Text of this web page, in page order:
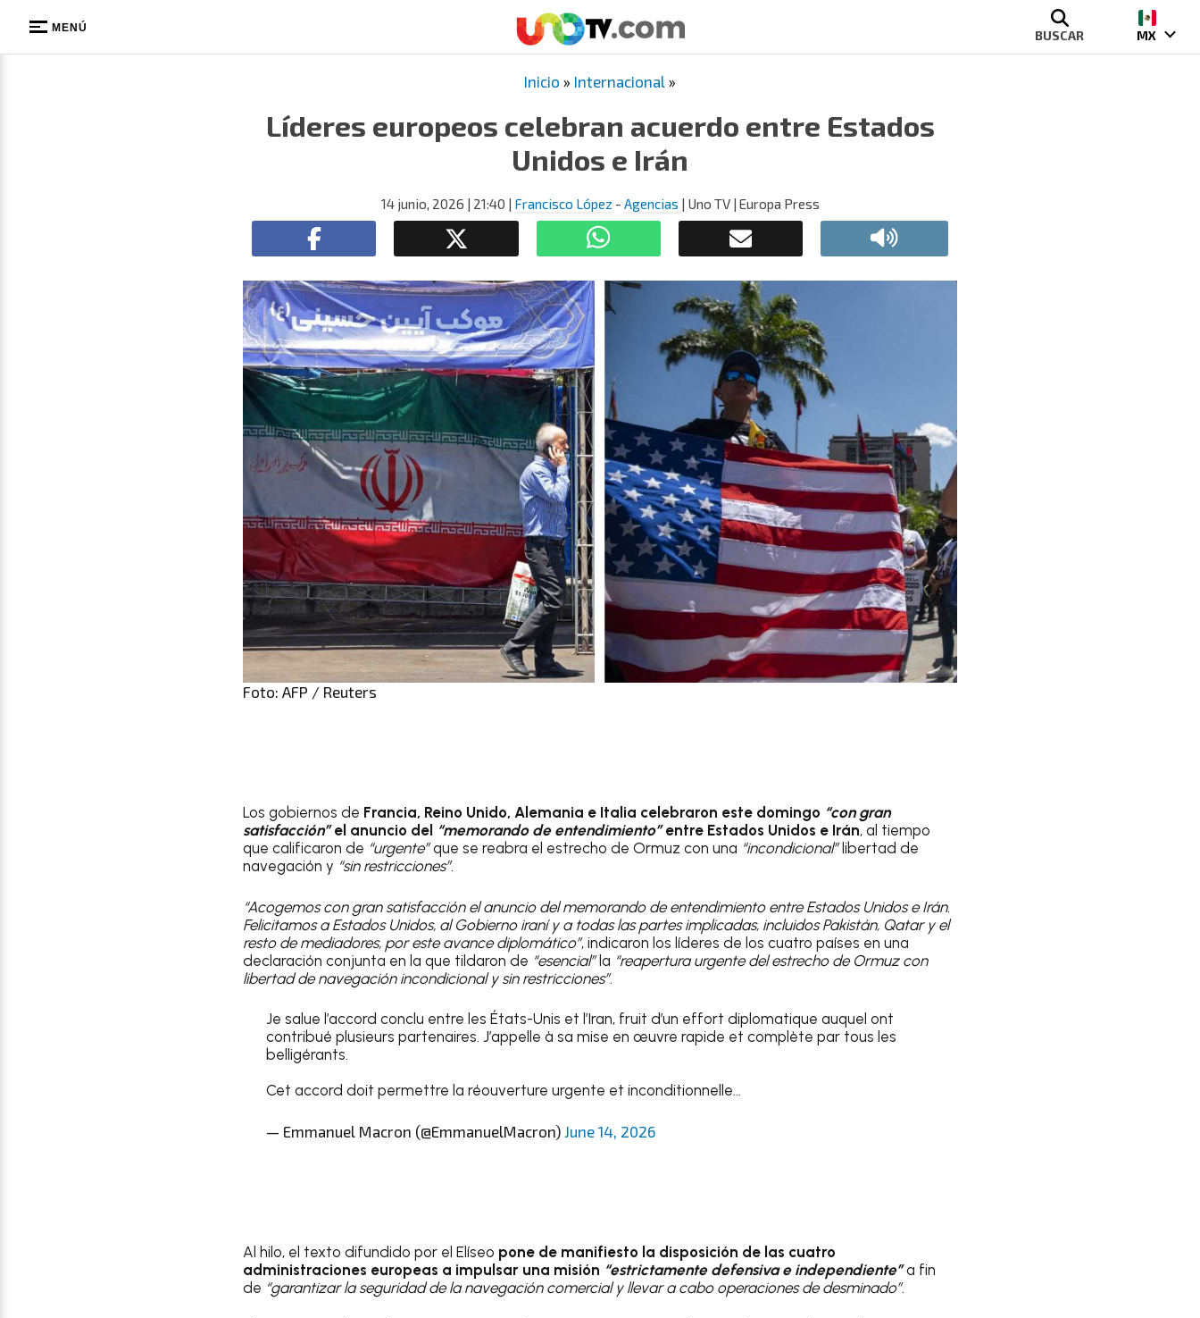
MENÚ BUSCAR MX
Inicio » Internacional »
Líderes europeos celebran acuerdo entre Estados
Unidos e Irán
14 junio, 2026 | 21:40 | Francisco López - Agencias | Uno TV | Europa Press
Foto: AFP / Reuters
Los gobiernos de Francia, Reino Unido, Alemania e Italia celebraron este domingo “con gran
satisfacción”el anuncio del “memorando de entendimiento”entre Estados Unidos e Irán, al tiempo
que calificaron de “urgente”que se reabra el estrecho de Ormuz con una “incondicional”libertad de
navegación y “sin restricciones”.
“Acogemos con gran satisfacción el anuncio del memorando de entendimiento entre Estados Unidos e Irán.
Felicitamos a Estados Unidos, al Gobierno iraní y a todas las partes implicadas, incluidos Pakistán, Qatar y el
resto de mediadores, por este avance diplomático”, indicaron los líderes de los cuatro países en una
declaración conjunta en la que tildaron de “esencial”la “reapertura urgente del estrecho de Ormuz con
libertad de navegación incondicional y sin restricciones”.
Je salue l’accord conclu entre les États-Unis et l’Iran, fruit d’un effort diplomatique auquel ont
contribué plusieurs partenaires. J’appelle à sa mise en œuvre rapide et complète par tous les
belligérants.
Cet accord doit permettre la réouverture urgente et inconditionnelle…
— Emmanuel Macron (@EmmanuelMacron) June 14, 2026
Al hilo, el texto difundido por el Elíseo pone de manifiesto la disposición de las cuatro
administraciones europeas a impulsar una misión “estrictamente defensiva e independiente”a fin
de “garantizar la seguridad de la navegación comercial y llevar a cabo operaciones de desminado”.